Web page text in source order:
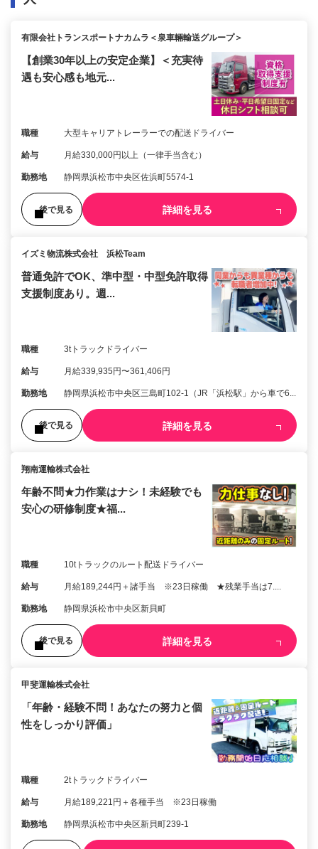
有限会社トランスポートナカムラ＜泉車輛輸送グループ＞
【創業30年以上の安定企業】＜充実待
遇も安心感も地元...
職種 大型キャリアトレーラーでの配送ドライバー
給与 月給330,000円以上（一律手当含む）
勤務地 静岡県浜松市中央区佐浜町5574-1
後で見る 詳細を見る
イズミ物流株式会社 浜松Team
普通免許でOK、準中型・中型免許取得
支援制度あり。週...
職種 3tトラックドライバー
給与 月給339,935円〜361,406円
勤務地 静岡県浜松市中央区三島町102-1（JR「浜松駅」から車で6...
後で見る 詳細を見る
翔南運輸株式会社
年齢不問★力作業はナシ！未経験でも
安心の研修制度★福...
職種 10tトラックのルート配送ドライバー
給与 月給189,244円＋諸手当 ※23日稼働 ★残業手当は7....
勤務地 静岡県浜松市中央区新貝町
後で見る 詳細を見る
甲斐運輸株式会社
「年齢・経験不問！あなたの努力と個
性をしっかり評価」
職種 2tトラックドライバー
給与 月給189,221円＋各種手当 ※23日稼働
勤務地 静岡県浜松市中央区新貝町239-1